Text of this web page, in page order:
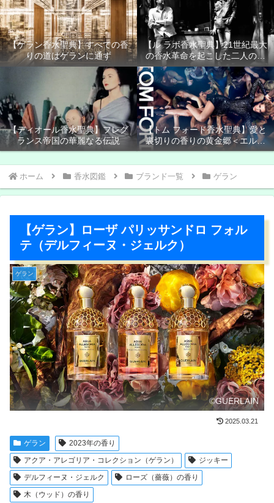
【ゲラン香水聖典】すべての香
りの道はゲランに通ず
【ル ラボ香水聖典】21世紀最大
の香水革命を起こした二人の男
たち
【ディオール香水聖典】フレグ
ランス帝国の華麗なる伝説
【トム フォード香水聖典】愛と
裏切りの香りの黄金郷＜エルド
ラド＞
ホーム 香水図鑑 ブランド一覧 ゲラン
【ゲラン】ローザ パリッサンドロ フォル
テ（デルフィーヌ・ジェルク）
ゲラン
©GUERLAIN
2025.03.21
ゲラン
2023年の香り
アクア・アレゴリア・コレクション（ゲラン）
ジッキー
デルフィーヌ・ジェルク
ローズ（薔薇）の香り
木（ウッド）の香り